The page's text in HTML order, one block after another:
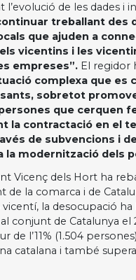
de les dades i
treballant des
que ajuden a
vicentins i les
empreses”. El regidor
complexa que es
sobretot
que cerquen
la contractació en el
de subvencions i
la modernització dels
Vicenç dels Hort ha
de la comarca i de
la desocupació ha
conjunt de Catalunya el
de l’11% (1.504
catalana i també supera